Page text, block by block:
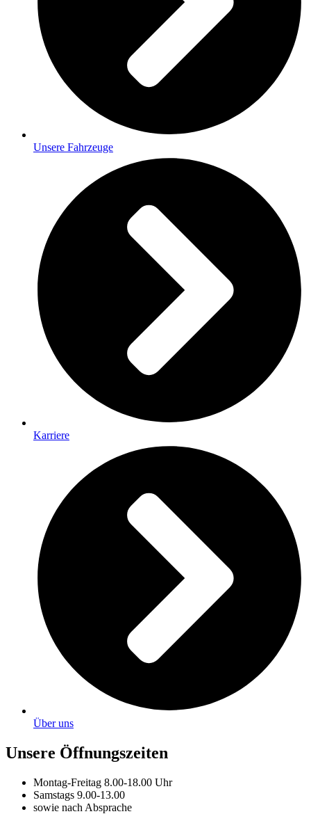
Unsere Fahrzeuge
Karriere
Über uns
Unsere Öffnungszeiten
Montag-Freitag 8.00-18.00 Uhr
Samstags 9.00-13.00
sowie nach Absprache